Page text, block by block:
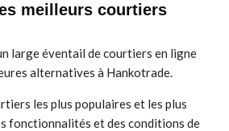
meilleurs courtiers
large éventail de courtiers en ligne
alternatives à Hankotrade.
les plus populaires et les plus
fonctionnalités et des conditions de